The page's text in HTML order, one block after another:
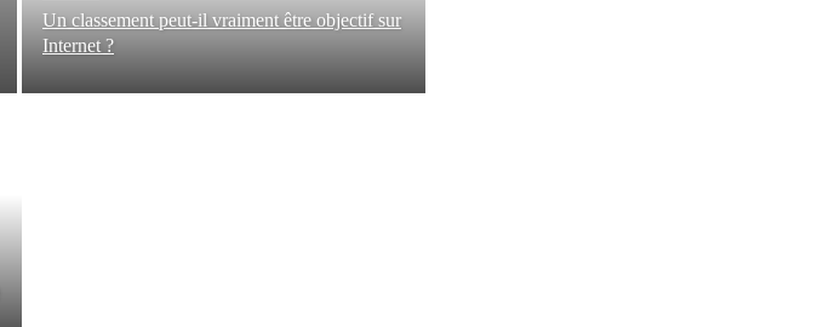
Un classement peut-il vraiment être objectif sur
Internet ?